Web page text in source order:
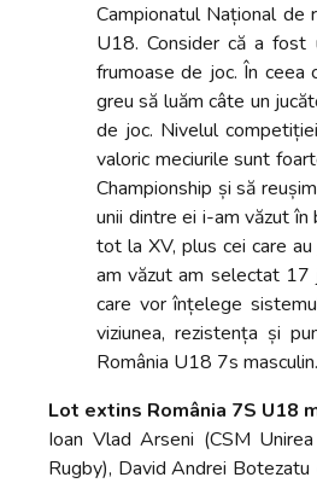
Campionatul Național
U18. Consider că a
frumoase de joc. În ceea
greu să luăm câte un
de joc. Nivelul
valoric meciurile sunt
Championship și să
unii dintre ei i-am văzut în
tot la XV, plus cei care
am văzut am selectat 17
care vor înțelege
viziunea, rezistența și
România U18 7s masculin.
Lot extins România 7S U18
Ioan Vlad Arseni (CSM
Rugby), David Andrei Botezatu